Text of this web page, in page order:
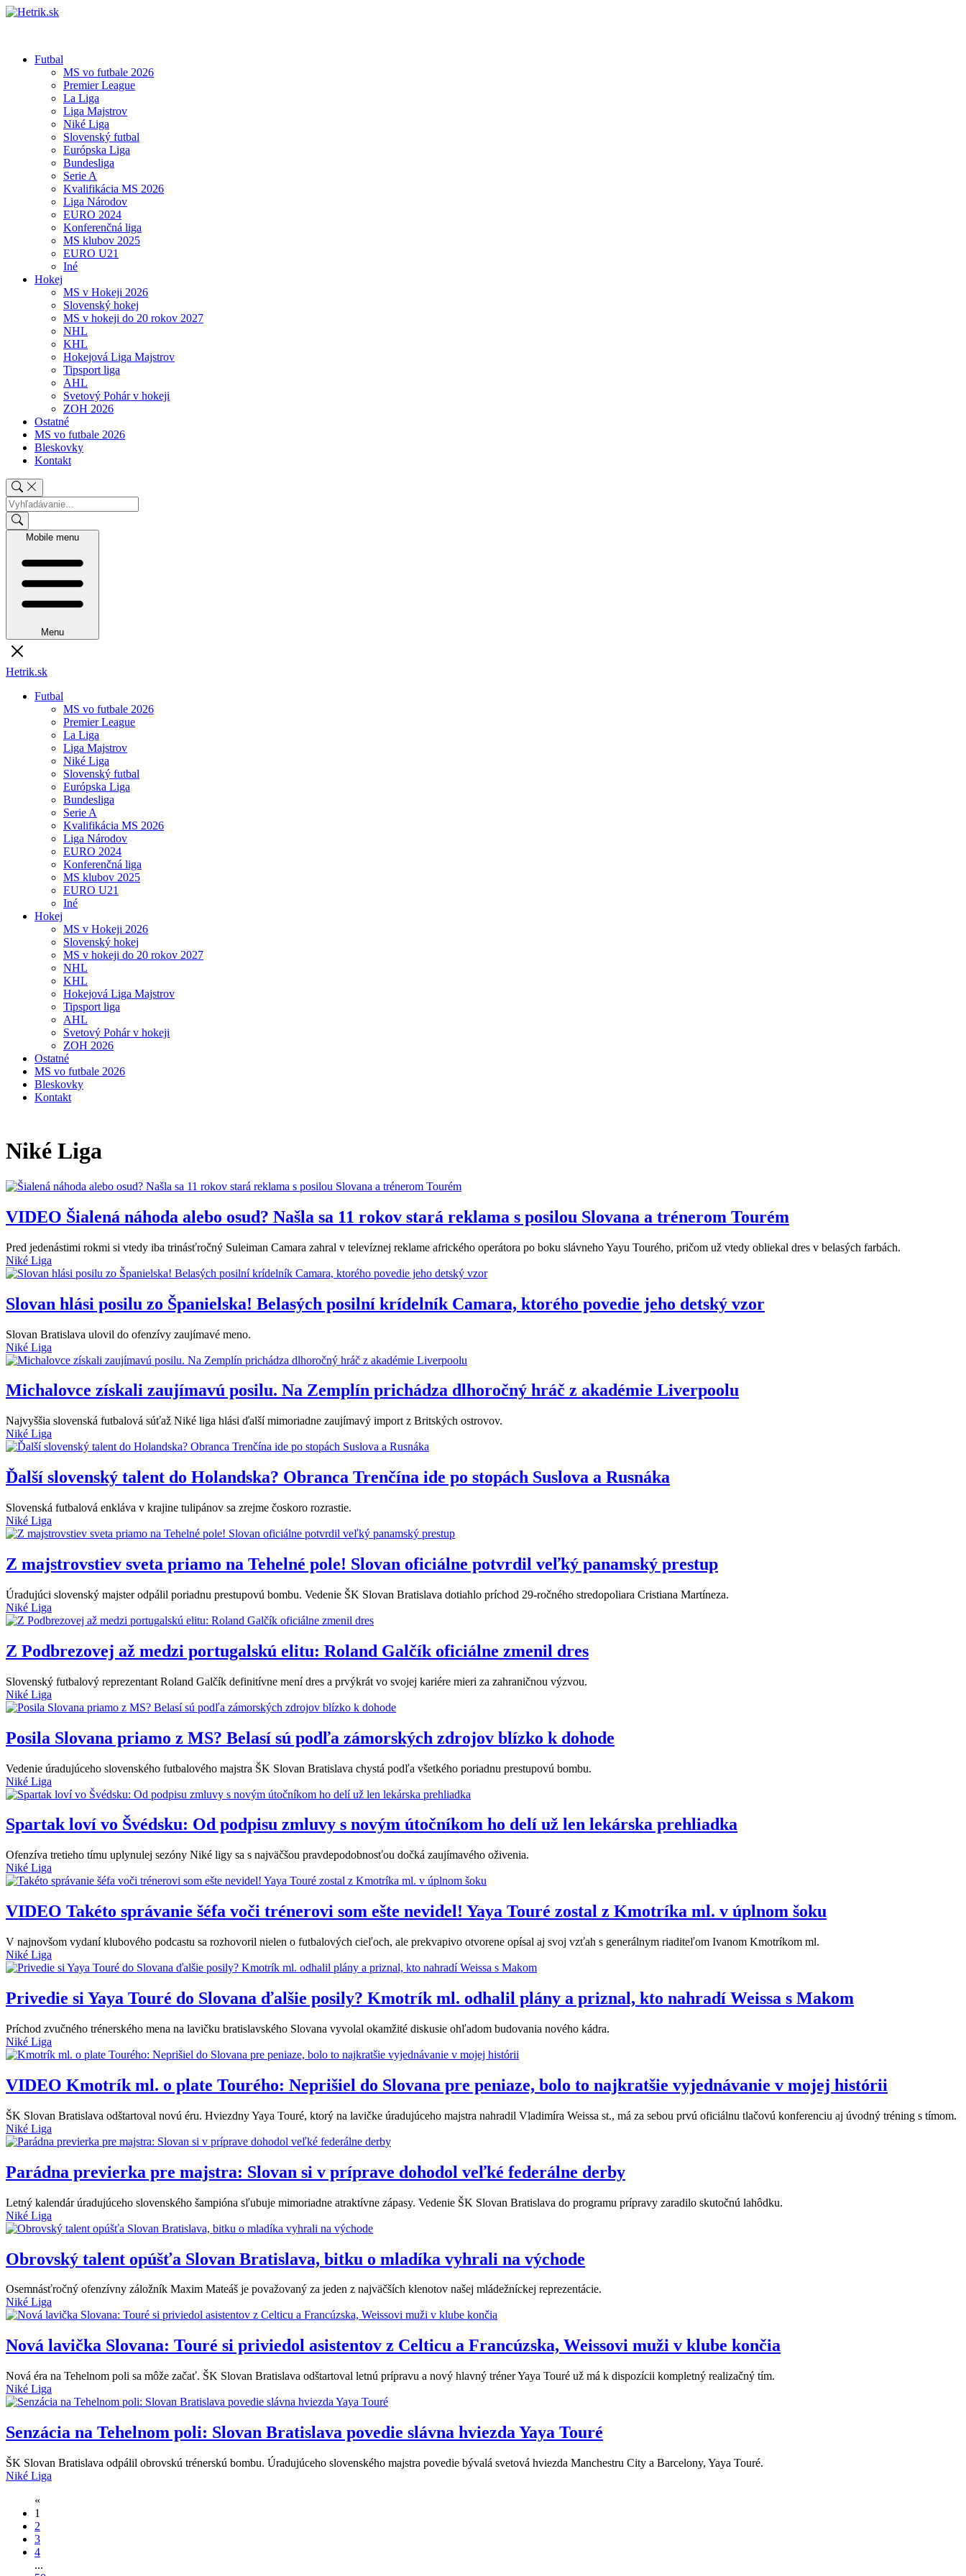
Futbal
MS vo futbale 2026
Premier League
La Liga
Liga Majstrov
Niké Liga
Slovenský futbal
Európska Liga
Bundesliga
Serie A
Kvalifikácia MS 2026
Liga Národov
EURO 2024
Konferenčná liga
MS klubov 2025
EURO U21
Iné
Hokej
MS v Hokeji 2026
Slovenský hokej
MS v hokeji do 20 rokov 2027
NHL
KHL
Hokejová Liga Majstrov
Tipsport liga
AHL
Svetový Pohár v hokeji
ZOH 2026
Ostatné
MS vo futbale 2026
Bleskovky
Kontakt
Mobile menu
Menu
Hetrik.sk
Futbal
MS vo futbale 2026
Premier League
La Liga
Liga Majstrov
Niké Liga
Slovenský futbal
Európska Liga
Bundesliga
Serie A
Kvalifikácia MS 2026
Liga Národov
EURO 2024
Konferenčná liga
MS klubov 2025
EURO U21
Iné
Hokej
MS v Hokeji 2026
Slovenský hokej
MS v hokeji do 20 rokov 2027
NHL
KHL
Hokejová Liga Majstrov
Tipsport liga
AHL
Svetový Pohár v hokeji
ZOH 2026
Ostatné
MS vo futbale 2026
Bleskovky
Kontakt
Niké Liga
VIDEO Šialená náhoda alebo osud? Našla sa 11 rokov stará reklama s posilou Slovana a trénerom Tourém
Pred jedenástimi rokmi si vtedy iba trinásťročný Suleiman Camara zahral v televíznej reklame afrického operátora po boku slávneho Yayu Tourého, pričom už vtedy obliekal dres v belasých farbách.
Niké Liga
Slovan hlási posilu zo Španielska! Belasých posilní krídelník Camara, ktorého povedie jeho detský vzor
Slovan Bratislava ulovil do ofenzívy zaujímavé meno.
Niké Liga
Michalovce získali zaujímavú posilu. Na Zemplín prichádza dlhoročný hráč z akadémie Liverpoolu
Najvyššia slovenská futbalová súťaž Niké liga hlási ďalší mimoriadne zaujímavý import z Britských ostrovov.
Niké Liga
Ďalší slovenský talent do Holandska? Obranca Trenčína ide po stopách Suslova a Rusnáka
Slovenská futbalová enkláva v krajine tulipánov sa zrejme čoskoro rozrastie.
Niké Liga
Z majstrovstiev sveta priamo na Tehelné pole! Slovan oficiálne potvrdil veľký panamský prestup
Úradujúci slovenský majster odpálil poriadnu prestupovú bombu. Vedenie ŠK Slovan Bratislava dotiahlo príchod 29-ročného stredopoliara Cristiana Martíneza.
Niké Liga
Z Podbrezovej až medzi portugalskú elitu: Roland Galčík oficiálne zmenil dres
Slovenský futbalový reprezentant Roland Galčík definitívne mení dres a prvýkrát vo svojej kariére mieri za zahraničnou výzvou.
Niké Liga
Posila Slovana priamo z MS? Belasí sú podľa zámorských zdrojov blízko k dohode
Vedenie úradujúceho slovenského futbalového majstra ŠK Slovan Bratislava chystá podľa všetkého poriadnu prestupovú bombu.
Niké Liga
Spartak loví vo Švédsku: Od podpisu zmluvy s novým útočníkom ho delí už len lekárska prehliadka
Ofenzíva tretieho tímu uplynulej sezóny Niké ligy sa s najväčšou pravdepodobnosťou dočká zaujímavého oživenia.
Niké Liga
VIDEO Takéto správanie šéfa voči trénerovi som ešte nevidel! Yaya Touré zostal z Kmotríka ml. v úplnom šoku
V najnovšom vydaní klubového podcastu sa rozhovoril nielen o futbalových cieľoch, ale prekvapivo otvorene opísal aj svoj vzťah s generálnym riaditeľom Ivanom Kmotríkom ml.
Niké Liga
Privedie si Yaya Touré do Slovana ďalšie posily? Kmotrík ml. odhalil plány a priznal, kto nahradí Weissa s Makom
Príchod zvučného trénerského mena na lavičku bratislavského Slovana vyvolal okamžité diskusie ohľadom budovania nového kádra.
Niké Liga
VIDEO Kmotrík ml. o plate Tourého: Neprišiel do Slovana pre peniaze, bolo to najkratšie vyjednávanie v mojej histórii
ŠK Slovan Bratislava odštartoval novú éru. Hviezdny Yaya Touré, ktorý na lavičke úradujúceho majstra nahradil Vladimíra Weissa st., má za sebou prvú oficiálnu tlačovú konferenciu aj úvodný tréning s tímom.
Niké Liga
Parádna previerka pre majstra: Slovan si v príprave dohodol veľké federálne derby
Letný kalendár úradujúceho slovenského šampióna sľubuje mimoriadne atraktívne zápasy. Vedenie ŠK Slovan Bratislava do programu prípravy zaradilo skutočnú lahôdku.
Niké Liga
Obrovský talent opúšťa Slovan Bratislava, bitku o mladíka vyhrali na východe
Osemnásťročný ofenzívny záložník Maxim Mateáš je považovaný za jeden z najväčších klenotov našej mládežníckej reprezentácie.
Niké Liga
Nová lavička Slovana: Touré si priviedol asistentov z Celticu a Francúzska, Weissovi muži v klube končia
Nová éra na Tehelnom poli sa môže začať. ŠK Slovan Bratislava odštartoval letnú prípravu a nový hlavný tréner Yaya Touré už má k dispozícii kompletný realizačný tím.
Niké Liga
Senzácia na Tehelnom poli: Slovan Bratislava povedie slávna hviezda Yaya Touré
ŠK Slovan Bratislava odpálil obrovskú trénerskú bombu. Úradujúceho slovenského majstra povedie bývalá svetová hviezda Manchestru City a Barcelony, Yaya Touré.
Niké Liga
«
1
2
3
4
...